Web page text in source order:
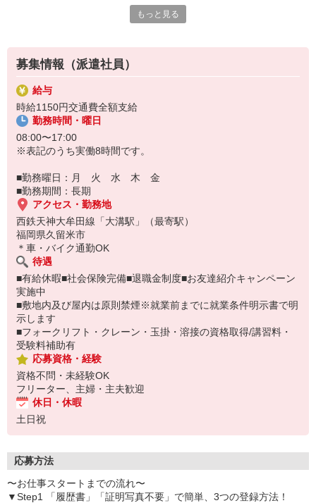
全国にあるお仕事の中から、一人ひとりのスキルや希望条件に応
じたお仕事をご案内します。
登録方法は、【オンライン】【電話】【登録会来場】の3つから
選べます♪
★★履歴書・証明写真は不要！★★
また、ご登録済の方はお仕事の紹介がスムーズです。
ご応募お待ちしています。
もっと見る
募集情報（派遣社員）
給与
時給1150円交通費全額支給
勤務時間・曜日
08:00〜17:00
※表記のうち実働8時間です。
■勤務曜日：月 火 水 木 金
■勤務期間：長期
アクセス・勤務地
西鉄天神大牟田線「大溝駅」（最寄駅）
福岡県久留米市
＊車・バイク通勤OK
待遇
■有給休暇■社会保険完備■退職金制度■お友達紹介キャンペーン
実施中
■敷地内及び屋内は原則禁煙※就業前までに就業条件明示書で明
示します
■フォークリフト・クレーン・玉掛・溶接の資格取得/講習料・
受験料補助有
応募資格・経験
資格不問・未経験OK
フリーター、主婦・主夫歓迎
休日・休暇
土日祝
応募方法
〜お仕事スタートまでの流れ〜
▼Step1 「履歴書」「証明写真不要」で簡単、3つの登録方法！